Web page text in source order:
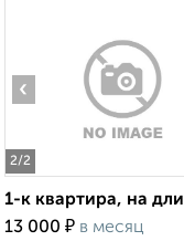
2/2
‹
1-к квартира, на
13 000 ₽ в месяц